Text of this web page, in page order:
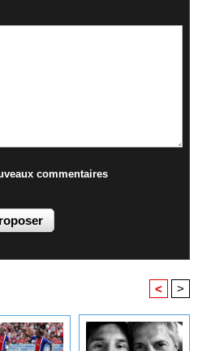
commentaires
< >